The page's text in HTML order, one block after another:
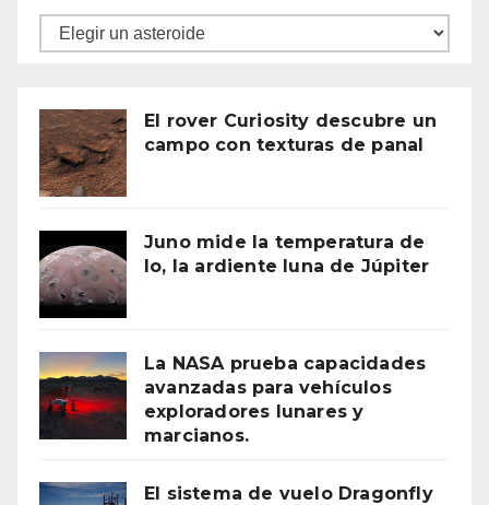
Asteroides
El rover Curiosity descubre un
campo con texturas de panal
Juno mide la temperatura de
Io, la ardiente luna de Júpiter
La NASA prueba capacidades
avanzadas para vehículos
exploradores lunares y
marcianos.
El sistema de vuelo Dragonfly